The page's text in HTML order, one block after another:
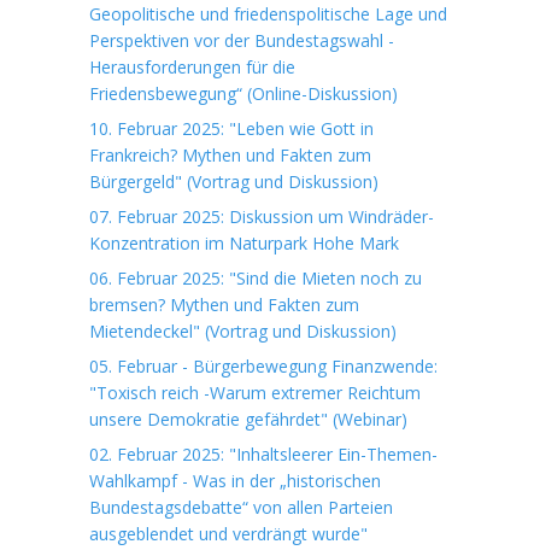
Geopolitische und friedenspolitische Lage und
Perspektiven vor der Bundestagswahl -
Herausforderungen für die
Friedensbewegung“ (Online-Diskussion)
10. Februar 2025: "Leben wie Gott in
Frankreich? Mythen und Fakten zum
Bürgergeld" (Vortrag und Diskussion)
07. Februar 2025: Diskussion um Windräder-
Konzentration im Naturpark Hohe Mark
06. Februar 2025: "Sind die Mieten noch zu
bremsen? Mythen und Fakten zum
Mietendeckel" (Vortrag und Diskussion)
05. Februar - Bürgerbewegung Finanzwende:
"Toxisch reich -Warum extremer Reichtum
unsere Demokratie gefährdet" (Webinar)
02. Februar 2025: "Inhaltsleerer Ein-Themen-
Wahlkampf - Was in der „historischen
Bundestagsdebatte“ von allen Parteien
ausgeblendet und verdrängt wurde"